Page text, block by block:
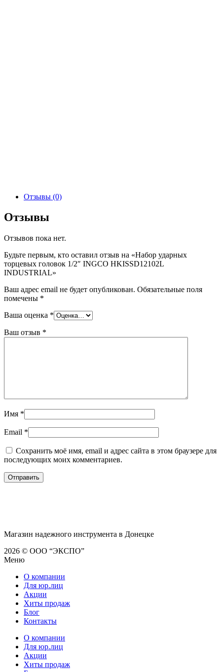
Отзывы (0)
Отзывы
Отзывов пока нет.
Будьте первым, кто оставил отзыв на «Набор ударных
торцевых головок 1/2″ INGCO HKISSD12102L
INDUSTRIAL»
Ваш адрес email не будет опубликован. Обязательные поля
помечены *
Ваша оценка *
Ваш отзыв *
Имя *
Email *
Сохранить моё имя, email и адрес сайта в этом браузере для
последующих моих комментариев.
Магазин надежного инструмента в Донецке
2026 © ООО “ЭКСПО”
Меню
О компании
Для юр.лиц
Акции
Хиты продаж
Блог
Контакты
О компании
Для юр.лиц
Акции
Хиты продаж